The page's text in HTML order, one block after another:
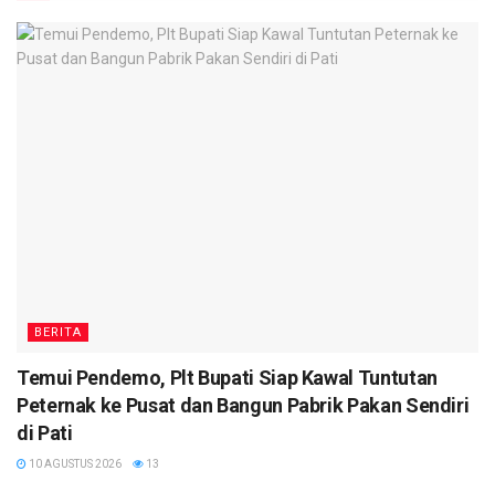
BERITA
Temui Pendemo, Plt Bupati Siap Kawal Tuntutan
Peternak ke Pusat dan Bangun Pabrik Pakan Sendiri
di Pati
10 AGUSTUS 2026 13